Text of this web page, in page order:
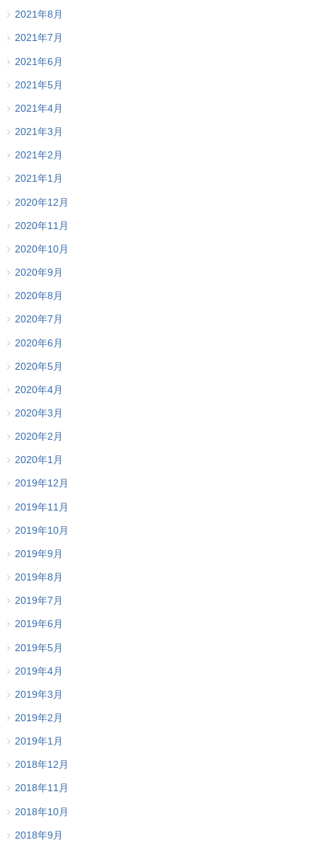
2021年8月
2021年7月
2021年6月
2021年5月
2021年4月
2021年3月
2021年2月
2021年1月
2020年12月
2020年11月
2020年10月
2020年9月
2020年8月
2020年7月
2020年6月
2020年5月
2020年4月
2020年3月
2020年2月
2020年1月
2019年12月
2019年11月
2019年10月
2019年9月
2019年8月
2019年7月
2019年6月
2019年5月
2019年4月
2019年3月
2019年2月
2019年1月
2018年12月
2018年11月
2018年10月
2018年9月